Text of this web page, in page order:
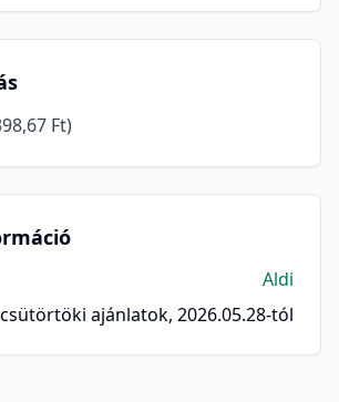
Ft)
Aldi
csütörtöki ajánlatok, 2026.05.28-tól